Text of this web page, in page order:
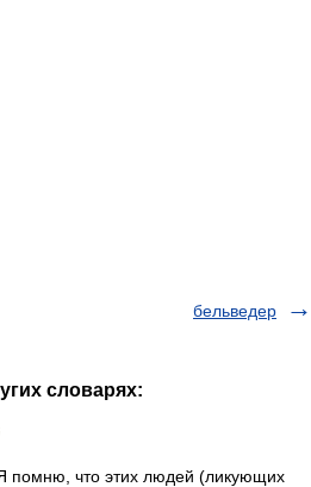
бельведер
словарях:
помню, что этих людей (ликующих